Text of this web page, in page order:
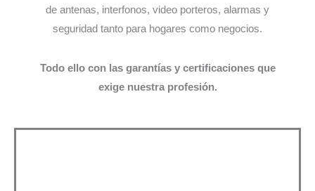
de antenas, interfonos, video porteros, alarmas y
seguridad tanto para hogares como negocios.
Todo ello con las garantías y certificaciones que
exige nuestra profesión.